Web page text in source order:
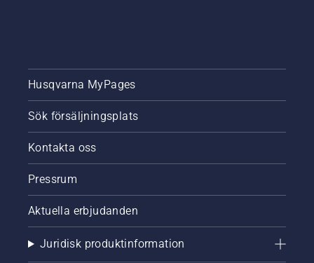
Husqvarna MyPages
Sök försäljningsplats
Kontakta oss
Pressrum
Aktuella erbjudanden
Juridisk produktinformation